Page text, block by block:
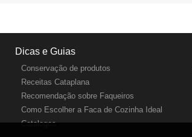
Dicas e Guias
Conservação de produtos
Receitas Cataplana
Recomendação sobre Faqueiros
Como Escolher a Faca de Cozinha Ideal
Catalogos